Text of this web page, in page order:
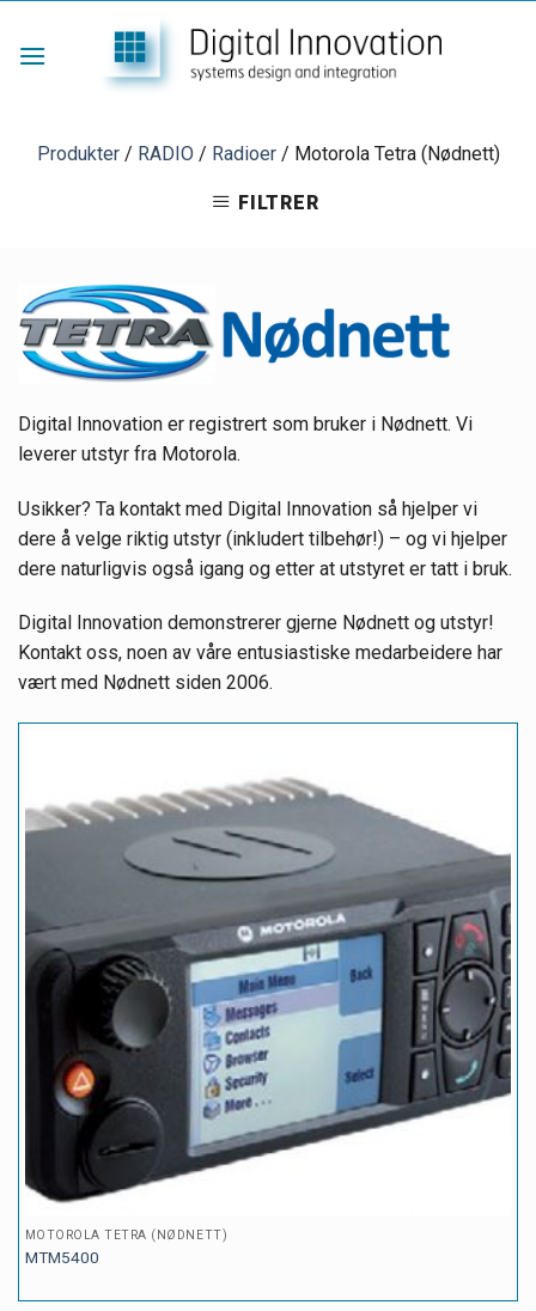
Produkter / RADIO / Radioer / Motorola Tetra (Nødnett)
FILTRER
Digital Innovation er registrert som bruker i Nødnett. Vi
leverer utstyr fra Motorola.
Usikker? Ta kontakt med Digital Innovation så hjelper vi
dere å velge riktig utstyr (inkludert tilbehør!) – og vi hjelper
dere naturligvis også igang og etter at utstyret er tatt i bruk.
Digital Innovation demonstrerer gjerne Nødnett og utstyr!
Kontakt oss, noen av våre entusiastiske medarbeidere har
vært med Nødnett siden 2006.
MOTOROLA TETRA (NØDNETT)
MTM5400